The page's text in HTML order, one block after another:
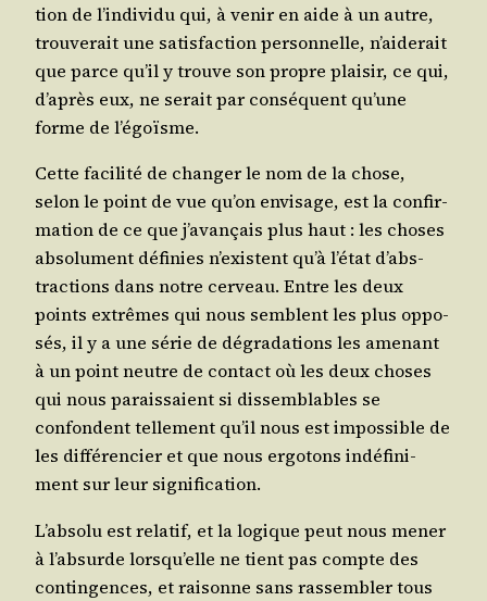
tion de l’in­di­vi­du qui, à venir en aide à un autre,
trou­ve­rait une satis­fac­tion per­son­nelle, n’ai­de­rait
que parce qu’il y trouve son propre plai­sir, ce qui,
d’a­près eux, ne serait par consé­quent qu’une
forme de l’égoïsme.
Cette faci­li­té de chan­ger le nom de la chose,
selon le point de vue qu’on envi­sage, est la confir­
ma­tion de ce que j’a­van­çais plus haut : les choses
abso­lu­ment défi­nies n’existent qu’à l’é­tat d’abs­
trac­tions dans notre cer­veau. Entre les deux
points extrêmes qui nous semblent les plus oppo­
sés, il y a une série de dégra­da­tions les ame­nant
à un point neutre de contact où les deux choses
qui nous parais­saient si dis­sem­blables se
confondent tel­le­ment qu’il nous est impos­sible de
les dif­fé­ren­cier et que nous ergo­tons indé­fi­ni­
ment sur leur signification.
L’ab­so­lu est rela­tif, et la logique peut nous mener
à l’ab­surde lors­qu’elle ne tient pas compte des
contin­gences, et rai­sonne sans ras­sem­bler tous